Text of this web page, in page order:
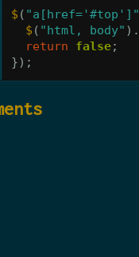
$ ( "a[href='#top']"
$ ( "html, body" ).
return
false;
});